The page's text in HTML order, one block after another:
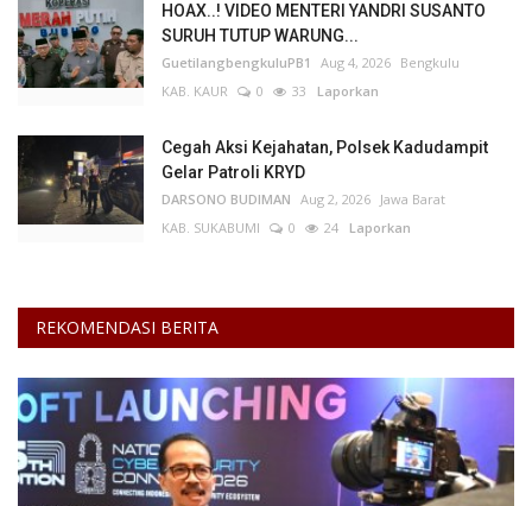
HOAX..! VIDEO MENTERI YANDRI SUSANTO
SURUH TUTUP WARUNG...
GuetilangbengkuluPB1 Aug 4, 2026 Bengkulu
KAB. KAUR
0 33 Laporkan
Cegah Aksi Kejahatan, Polsek Kadudampit
Gelar Patroli KRYD
DARSONO BUDIMAN Aug 2, 2026 Jawa Barat
KAB. SUKABUMI
0 24 Laporkan
REKOMENDASI BERITA